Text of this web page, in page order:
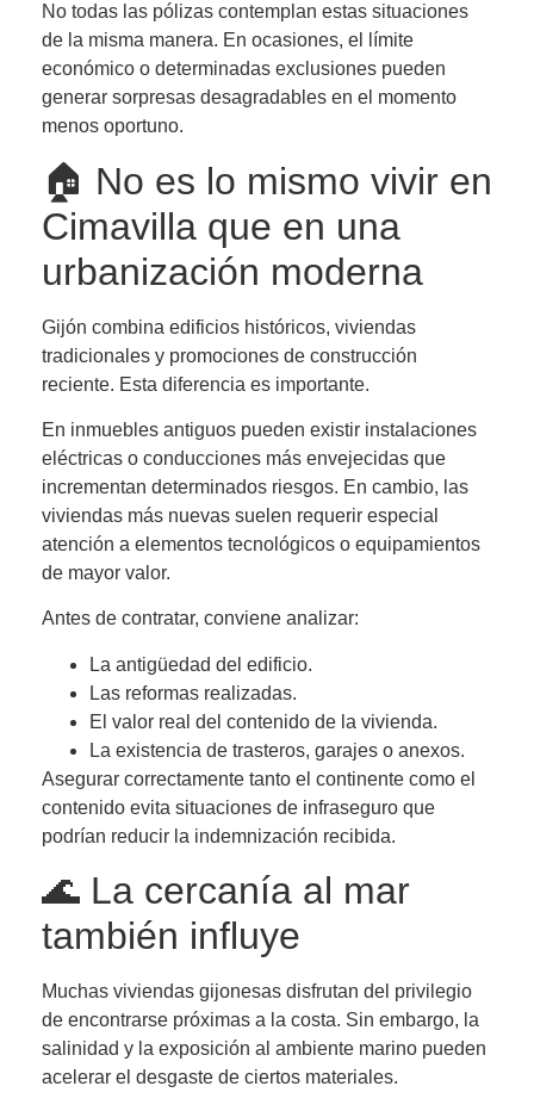
No todas las pólizas contemplan estas situaciones
de la misma manera. En ocasiones, el límite
económico o determinadas exclusiones pueden
generar sorpresas desagradables en el momento
menos oportuno.
🏠 No es lo mismo vivir en
Cimavilla que en una
urbanización moderna
Gijón combina edificios históricos, viviendas
tradicionales y promociones de construcción
reciente. Esta diferencia es importante.
En inmuebles antiguos pueden existir instalaciones
eléctricas o conducciones más envejecidas que
incrementan determinados riesgos. En cambio, las
viviendas más nuevas suelen requerir especial
atención a elementos tecnológicos o equipamientos
de mayor valor.
Antes de contratar, conviene analizar:
La antigüedad del edificio.
Las reformas realizadas.
El valor real del contenido de la vivienda.
La existencia de trasteros, garajes o anexos.
Asegurar correctamente tanto el continente como el
contenido evita situaciones de infraseguro que
podrían reducir la indemnización recibida.
🌊 La cercanía al mar
también influye
Muchas viviendas gijonesas disfrutan del privilegio
de encontrarse próximas a la costa. Sin embargo, la
salinidad y la exposición al ambiente marino pueden
acelerar el desgaste de ciertos materiales.